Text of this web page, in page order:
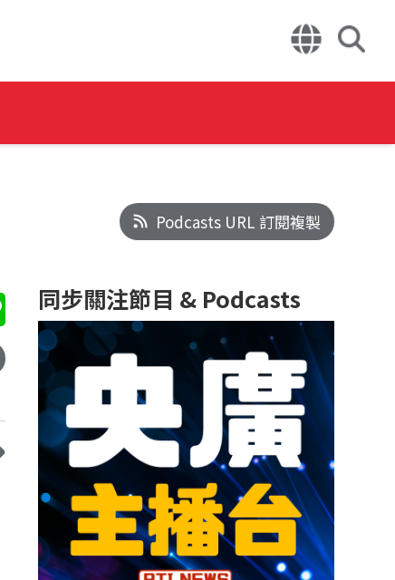
Podcasts URL 訂閱複製
同步關注節目 & Podcasts